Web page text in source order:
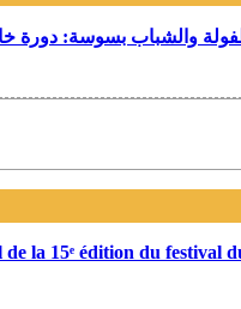
والشباب بسوسة: دورة
la 15ᵉ édition du festival